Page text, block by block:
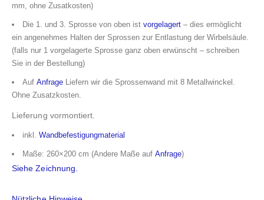
mm, ohne Zusatkosten)
Die 1. und 3. Sprosse von oben ist vorgelagert – dies ermöglicht
ein angenehmes Halten der Sprossen zur Entlastung der Wirbelsäule.
(falls nur 1 vorgelagerte Sprosse ganz oben erwünscht – schreiben
Sie in der Bestellung)
Auf Anfrage Liefern wir die Sprossenwand mit 8 Metallwinckel.
Ohne Zusatzkosten.
Lieferung vormontiert.
inkl. Wandbefestigungmaterial
Maße: 260×200 cm (Andere Maße auf Anfrage)
Siehe Zeichnung.